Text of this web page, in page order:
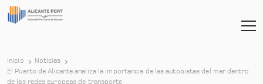
Inicio
Noticias
El Puerto de Alicante analiza la importancia de las autopistas del mar dentro
de las redes europeas de transporte
-